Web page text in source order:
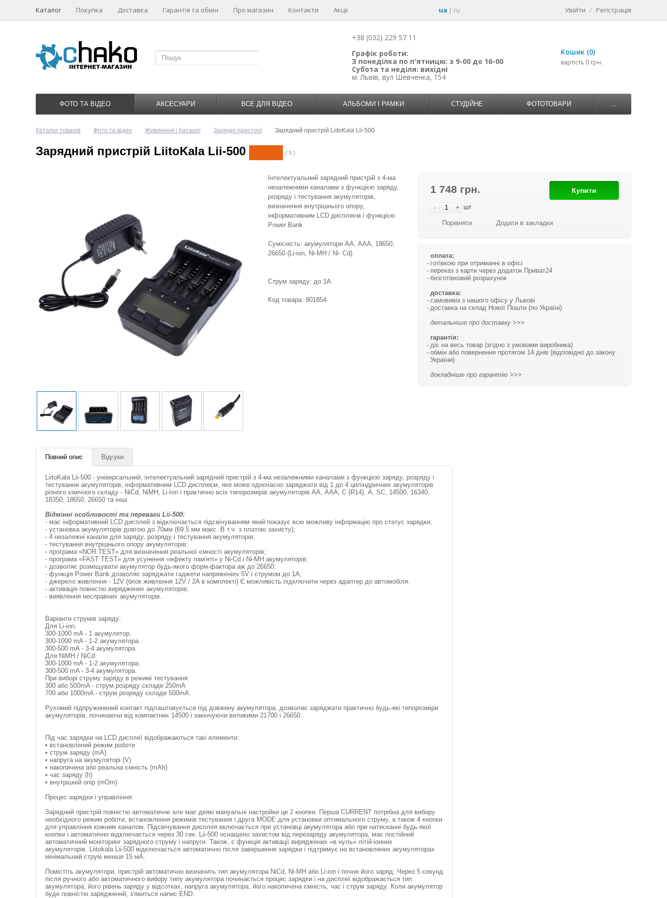
Каталог Покупка Доставка Гарантія та обмін Про магазин Контакти Акції ua | ru Увійти / Регістрація
+38 (032) 229 57 11
Графік роботи:
З понеділка по п'ятницю: з 9-00 до 16-00
Субота та неділя: вихідні
м. Львів, вул Шевченка, 154
Кошик (0)
вартість 0 грн.
ФОТО ТА ВІДЕО АКСЕСУАРИ ВСЕ ДЛЯ ВІДЕО АЛЬБОМИ І РАМКИ СТУДІЙНЕ ФОТОТОВАРИ ...
Каталог товарів Фото та відео Живлення і батареї Зарядні пристрої Зарядний пристрій LiitoKala Lii-500
Зарядний пристрій LiitoKala Lii-500 ( 5 )
1 748 грн.
- + шт
Купити
Порівняти Додати в закладки
оплата:
готівкою при отриманні в офісі
переказ з карти через додаток Приват24
безготівковий розрахунок
доставка:
самовивіз з нашого офісу у Львові
доставка на склад Нової Пошти (по Україні)
детальніше про доставку >>>
гарантія:
діє на весь товар (згідно з умовами виробника)
обмін або повернення протягом 14 днів (відповідно до закону
України)
докладніше про гарантію >>>
Інтелектуальний зарядний пристрій з 4-ма
незалежними каналами з функцією заряду,
розряду і тестування акумуляторів,
визначення внутрішнього опору,
інформативним LCD дисплеєм і функцією
Power Bank
Сумісність: акумулятори АА, ААА, 18650,
26650 (Li-ion, Ni-MH / Ni- Cd)
Струм заряду: до 1A
Код товара: 901854
Повний опис Відгуки
LiitoKala Lii-500 - універсальний, інтелектуальний зарядний пристрій з 4-ма незалежними каналами з функцією заряду, розряду і
тестування акумуляторів, інформативним LCD дисплеєм, яке може одночасно заряджати від 1 до 4 циліндричних акумуляторів
різного хімічного складу - NiCd, NiMH, Li-Ion і практично всіх типорозмірів акумуляторів АА, ААА, С (R14), A, SC, 14500, 16340,
18350, 18650, 26650 та інші.
Відмінні особливості та переваги Lii-500:
- має інформативний LCD дисплей з відключається підсвічуванням який показує всю можливу інформацію про статус зарядки;
- установка акумуляторів довгою до 70мм (69.5 мм макс. В т.ч. з платою захисту);
- 4 незалежні канали для заряду, розряду і тестування акумуляторів;
- тестування внутрішнього опору акумуляторів;
- програма «NOR TEST» для визначення реальної ємності акумуляторів;
- програма «FAST TEST» для усунення «ефекту пам'яті» у Ni-Cd і Ni-MH акумуляторів;
- дозволяє розміщувати акумулятор будь-якого форм-фактора аж до 26650;
- функція Power Bank дозволяє заряджати гаджети напряженіеv 5V і струмом до 1A;
- джерело живлення - 12V (блок живлення 12V / 2A в комплекті) Є можливість підключити через адаптер до автомобіля.
- активація повністю виряджених акумуляторів;
- виявлення несправних акумуляторів.
Варіанти струмів заряду:
Для Li-ion:
300-1000 mA - 1 акумулятор.
300-1000 mA - 1-2 акумулятора.
300-500 mA - 3-4 акумулятора.
Для NiMH / NiCd:
300-1000 mA - 1-2 акумулятора.
300-500 mA - 3-4 акумулятора.
При виборі струму заряду в режимі тестування:
300 або 500mA - струм розряду складе 250mA
700 або 1000mA - струм розряду складе 500mA.
Рухомий підпружинений контакт підлаштовується під довжину акумулятора, дозволяє заряджати практично будь-які типорозміри
акумуляторів, починаючи від компактних 14500 і закінчуючи великими 21700 і 26650.
Під час зарядки на LCD дисплеї відображаються такі елементи:
• встановлений режим роботи
• струм заряду (mA)
• напруга на акумуляторі (V)
• накопичена або реальна ємність (mAh)
• час заряду (h)
• внутрішній опір (mOm)
Процес зарядки і управління:
Зарядний пристрій повністю автоматичне але має деякі мануальні настройки це 2 кнопки. Перша CURRENT потрібна для вибору
необхідного режим роботи, встановлення режимів тестування і друга MODE для установки оптимального струму, а також 4 кнопки
для управління кожним каналом. Підсвічування дисплея включається при установці акумулятора або при натисканні будь-якої
кнопки і автоматично відключається через 30 сек. Lii-500 оснащено захистом від перезаряду акумулятора, має постійний
автоматичний моніторинг зарядного струму і напруги. Також, є функція активації виряджених «в нуль» літій-іонних
акумуляторів. Liitokala Lii-500 відключається автоматично після завершення зарядки і підтримує на встановлених акумуляторах
мінімальний струм менше 15 мА.
Помістіть акумулятори, пристрій автоматично визначить тип акумулятора NiCd, Ni-MH або Li-ion і почне його заряд. Через 5 секунд
після ручного або автоматичного вибору типу акумулятора починається процес зарядки і на дисплеї відображається тип
акумулятора, його рівень заряду у відсотках, напруга акумулятора, його накопичена ємність, час і струм заряду. Коли акумулятор
буде повністю заряджений, з'явиться напис END.